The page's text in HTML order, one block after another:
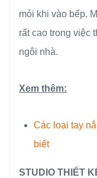
mỏi khi vào bếp.
rất cao trong việc
ngôi nhà.
Xem thêm:
Các loại tay
biết
STUDIO THIẾT